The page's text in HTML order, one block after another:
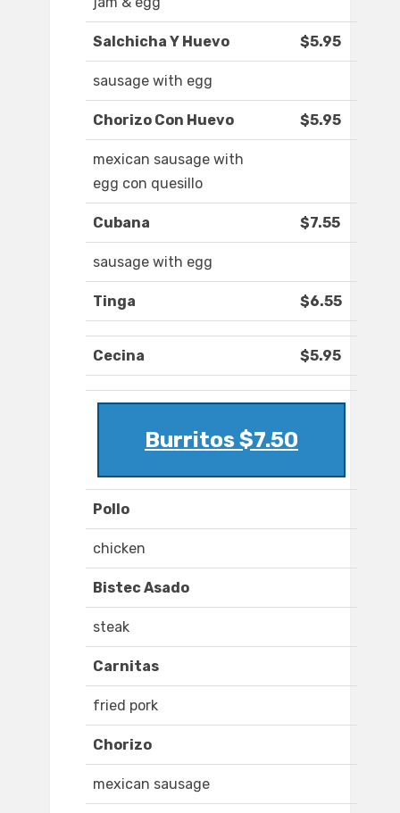
Salchicha Y Huevo $5.95
sausage with egg
Chorizo Con Huevo $5.95
mexican sausage with
egg con quesillo
Cubana $7.55
sausage with egg
Tinga $6.55
Cecina $5.95
Burritos $7.50
Pollo
chicken
Bistec Asado
steak
Carnitas
fried pork
Chorizo
mexican sausage